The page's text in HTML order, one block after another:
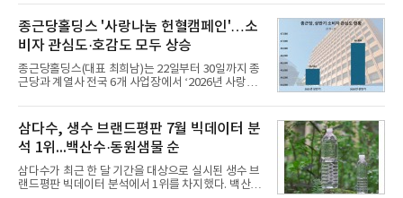
서도
부터 30일까지 서울 원센티널 NH농협캐피탈타워 22
층에서 운영했다고 31일 밝혔다.이번 프로그램은 경
영지원부 홍보팀과 2026년 새로이(e)＊가 공동 주관
했으며, ▲팀장·부장(7.27), ▲계장·주임(7.28), ▲과
장·차장(7.29), ▲대리(7.30) 등 직급별로 총 4회에 걸
쳐 진행됐다.참고로 새로이(e)는 NH농협캐피탈 MZ
세대들로(과장~계장) 구성된 자율 참여조직으로, 조
반에 전파하는 역할
종근당홀딩스 '사랑나눔 헌혈캠페인'…소
비자 관심도·호감도 모두 상승
종근당홀딩스(대표 최희남)는 22일부터 30일까지 종
근당과 계열사 전국 6개 사업장에서 ‘2026년 사랑나
인은 장마와 폭염, 여름휴가 등으로 헌혈 참여가 줄어
드는 시기에 안정적 혈액 수급에 기여하고 생명나눔
문화를 확산하기 위해 마련됐다.캠페인은 종근당 천
안공장을 시작으로 ▲효종연구소 ▲종근당바이오 안
산공장 ▲경보제약 아산본사 ▲종근당건강 당진공장
▲종근당 본사 등 전국 6개 사업장에서 릴레이 방식
으로 이어졌다.캠페인 기간에는 임직원의 참여를 독
삼다수, 생수 브랜드평판 7월 빅데이터 분
석 1위...백산수·동원샘물 순
삼다수가 최근 한 달 기간을 대상으로 실시된 생수 브
랜드평판 빅데이터 분석에서 1위를 차지했다. 백산수